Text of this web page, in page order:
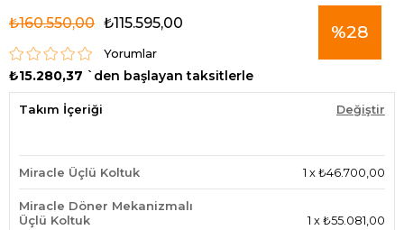
%28
₺160.550,00 ₺115.595,00
Yorumlar
₺15.280,37 `den başlayan taksitlerle
Takım İçeriği Değiştir
Miracle Üçlü Koltuk 1 x ₺46.700,00
Miracle Döner Mekanizmalı
Üçlü Koltuk
1 x ₺55.081,00